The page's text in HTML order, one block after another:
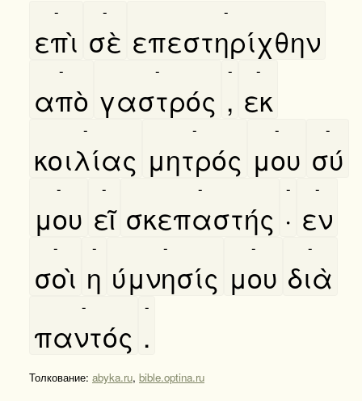
επὶ
-
σὲ
-
επεστηρίχθην
-
απὸ
-
γαστρός
-
,
-
εκ
-
κοιλίας
-
μητρός
-
μου
-
σύ
-
μου
-
εῖ
-
σκεπαστής
-
·
-
εν
-
σοὶ
-
η
-
ύμνησίς
-
μου
-
διὰ
-
παντός
-
.
-
Толкование: abyka.ru, bible.optina.ru